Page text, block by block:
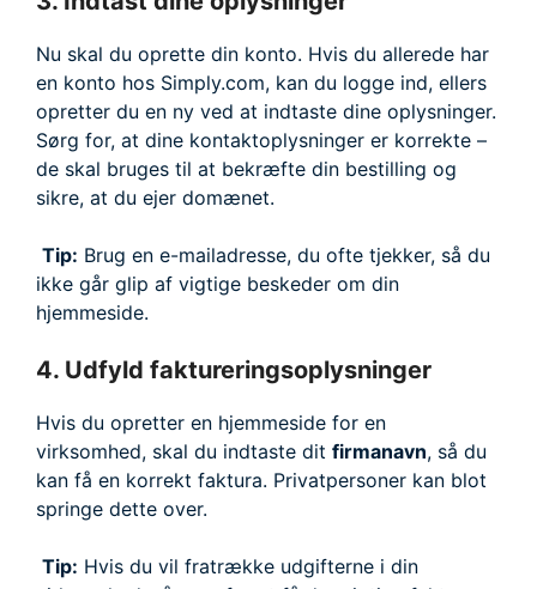
Nu skal du oprette din konto. Hvis du allerede har
en konto hos Simply.com, kan du logge ind, ellers
opretter du en ny ved at indtaste dine oplysninger.
Sørg for, at dine kontaktoplysninger er korrekte –
de skal bruges til at bekræfte din bestilling og
sikre, at du ejer domænet.
Tip: Brug en e-mailadresse, du ofte tjekker, så du
ikke går glip af vigtige beskeder om din
hjemmeside.
4. Udfyld faktureringsoplysninger
Hvis du opretter en hjemmeside for en
virksomhed, skal du indtaste dit firmanavn, så du
kan få en korrekt faktura. Privatpersoner kan blot
springe dette over.
Tip: Hvis du vil fratrække udgifterne i din